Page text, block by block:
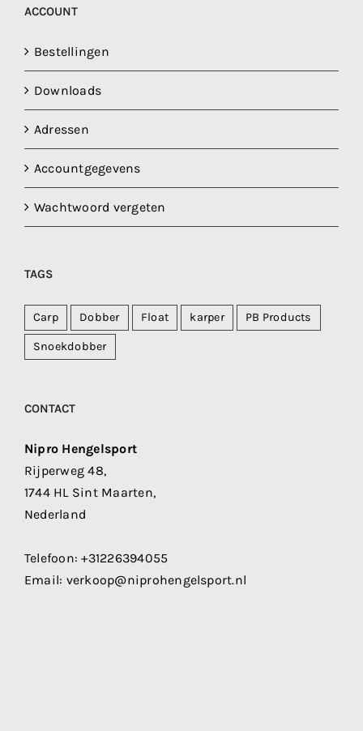
ACCOUNT
Bestellingen
Downloads
Adressen
Accountgegevens
Wachtwoord vergeten
TAGS
Carp Dobber Float karper PB Products
Snoekdobber
CONTACT
Nipro Hengelsport
Rijperweg 48,
1744 HL Sint Maarten,
Nederland
Telefoon:+31226394055
Email: verkoop@niprohengelsport.nl